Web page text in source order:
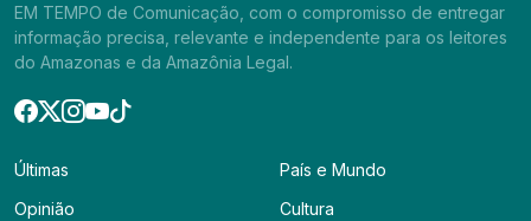
EM TEMPO de Comunicação, com o compromisso de entregar
informação precisa, relevante e independente para os leitores
do Amazonas e da Amazônia Legal.
Últimas
Opinião
País e Mundo
Cultura